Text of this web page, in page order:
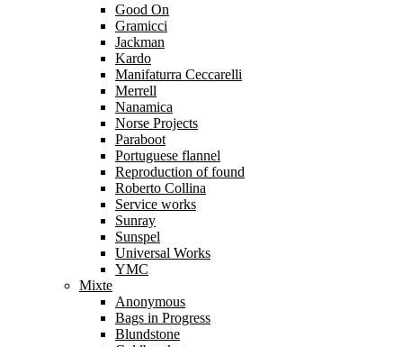
Good On
Gramicci
Jackman
Kardo
Manifaturra Ceccarelli
Merrell
Nanamica
Norse Projects
Paraboot
Portuguese flannel
Reproduction of found
Roberto Collina
Service works
Sunray
Sunspel
Universal Works
YMC
Mixte
Anonymous
Bags in Progress
Blundstone